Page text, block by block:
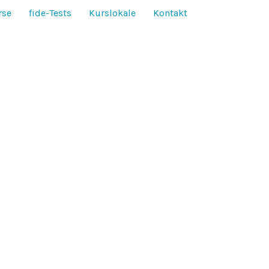
fide-Tests Kurslokale Kontakt